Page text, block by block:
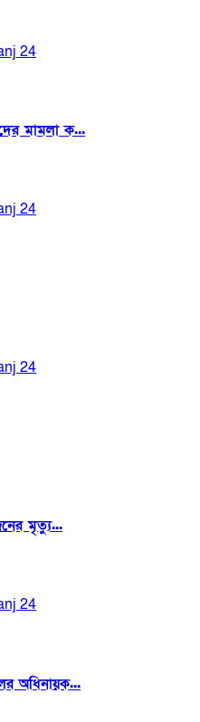
24
মামলা ক...
24
24
মৃত্যু...
24
অধিনায়ক...